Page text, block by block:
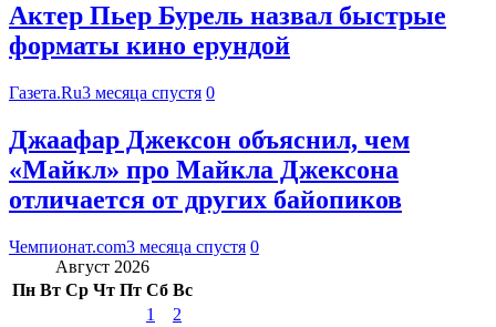
Актер Пьер Бурель назвал быстрые
форматы кино ерундой
Газета.Ru3 месяца спустя 0
Джаафар Джексон объяснил, чем
«Майкл» про Майкла Джексона
отличается от других байопиков
Чемпионат.com3 месяца спустя 0
Август 2026
Пн Вт Ср Чт Пт Сб Вс
1
2